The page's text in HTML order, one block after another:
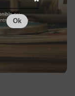
ou
la fin de
Ok